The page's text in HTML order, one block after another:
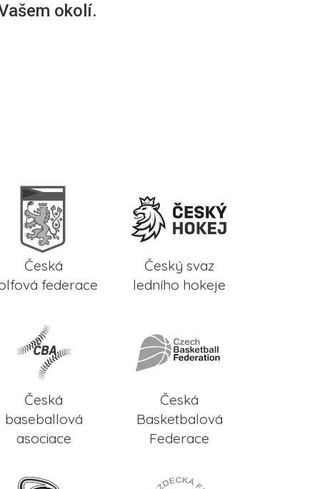
okolí.
Česká
federace
Český svaz
ledního hokeje
Česká
baseballová
asociace
Česká
Basketbalová
Federace